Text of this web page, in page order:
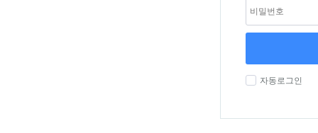
자동로그인